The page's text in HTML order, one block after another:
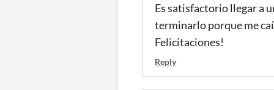
Es satisfactorio llegar a
terminarlo porque me
Felicitaciones!
Reply